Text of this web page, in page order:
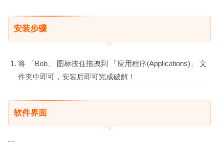
安装步骤
将 「Bob」 图标按住拖拽到 「应用程序(Applications)」 文
件夹中即可，安装后即可完成破解！
软件界面